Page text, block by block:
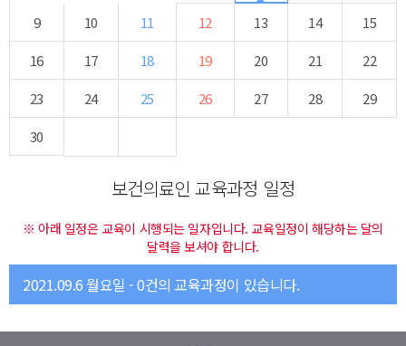
9
10 11 12 13 14
15
16
17 18 19 20 21
22
23
24 25 26 27 28
29
30
보건의료인 교육과정 일정
※ 아래 일정은 교육이 시행되는 일자입니다. 교육일정이 해당하는 달의
달력을 보셔야 합니다.
2021.09.6 월요일 - 0건의 교육과정이 있습니다.